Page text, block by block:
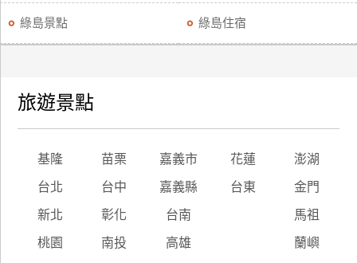
綠島景點 綠島住宿
旅遊景點
基隆 苗栗 嘉義市 花蓮 澎湖
台北 台中 嘉義縣 台東 金門
新北 彰化 台南 馬祖
桃園 南投 高雄 蘭嶼